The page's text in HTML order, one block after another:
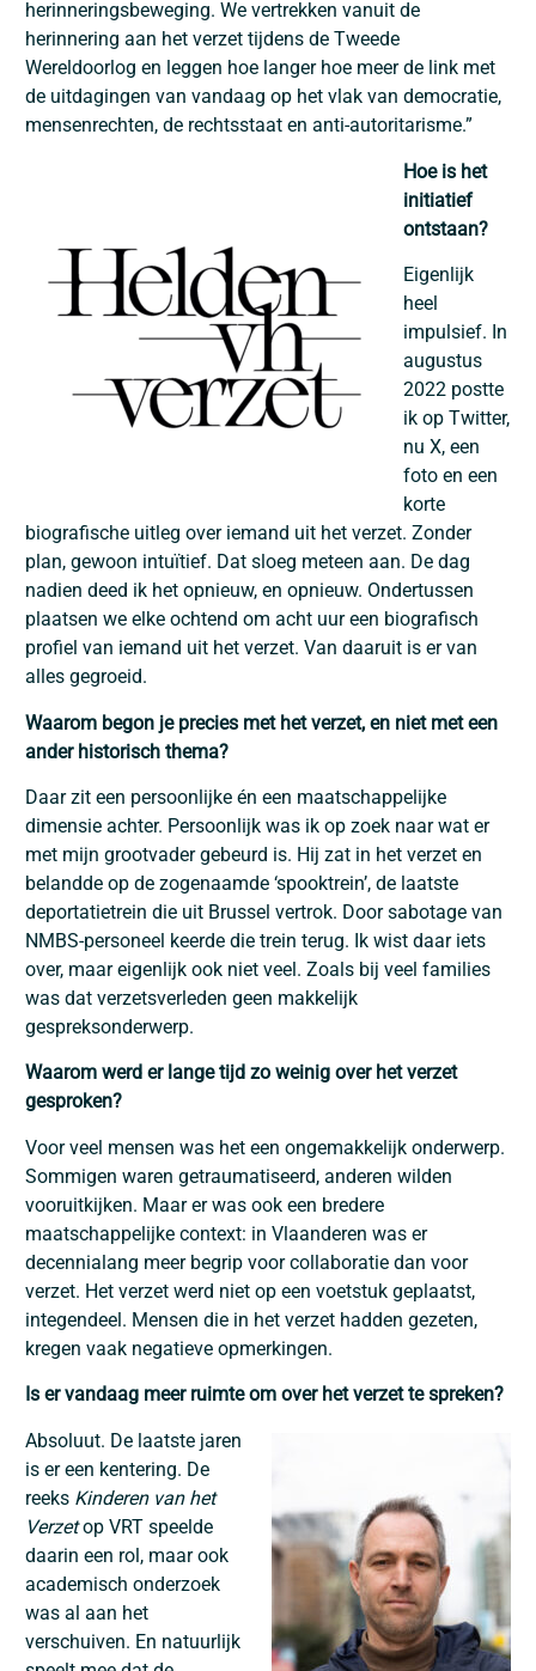
herinneringsbeweging. We vertrekken vanuit de
herinnering aan het verzet tijdens de Tweede
Wereldoorlog en leggen hoe langer hoe meer de link met
de uitdagingen van vandaag op het vlak van democratie,
mensenrechten, de rechtsstaat en anti‑autoritarisme.”
Hoe is het
initiatief
ontstaan?
Eigenlijk
heel
impulsief. In
augustus
2022 postte
ik op Twitter,
nu X, een
foto en een
korte
biografische uitleg over iemand uit het verzet. Zonder
plan, gewoon intuïtief. Dat sloeg meteen aan. De dag
nadien deed ik het opnieuw, en opnieuw. Ondertussen
plaatsen we elke ochtend om acht uur een biografisch
profiel van iemand uit het verzet. Van daaruit is er van
alles gegroeid.
Waarom begon je precies met het verzet, en niet met een
ander historisch thema?
Daar zit een persoonlijke én een maatschappelijke
dimensie achter. Persoonlijk was ik op zoek naar wat er
met mijn grootvader gebeurd is. Hij zat in het verzet en
belandde op de zogenaamde ‘spooktrein’, de laatste
deportatietrein die uit Brussel vertrok. Door sabotage van
NMBS‑personeel keerde die trein terug. Ik wist daar iets
over, maar eigenlijk ook niet veel. Zoals bij veel families
was dat verzetsverleden geen makkelijk
gespreksonderwerp.
Waarom werd er lange tijd zo weinig over het verzet
gesproken?
Voor veel mensen was het een ongemakkelijk onderwerp.
Sommigen waren getraumatiseerd, anderen wilden
vooruitkijken. Maar er was ook een bredere
maatschappelijke context: in Vlaanderen was er
decennialang meer begrip voor collaboratie dan voor
verzet. Het verzet werd niet op een voetstuk geplaatst,
integendeel. Mensen die in het verzet hadden gezeten,
kregen vaak negatieve opmerkingen.
Is er vandaag meer ruimte om over het verzet te spreken?
Absoluut. De laatste jaren
is er een kentering. De
reeks Kinderen van het
Verzetop VRT speelde
daarin een rol, maar ook
academisch onderzoek
was al aan het
verschuiven. En natuurlijk